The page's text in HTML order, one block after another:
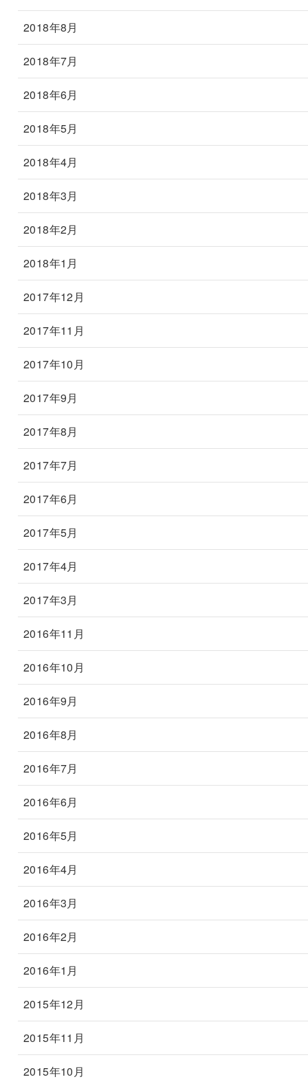
2018年8月
2018年7月
2018年6月
2018年5月
2018年4月
2018年3月
2018年2月
2018年1月
2017年12月
2017年11月
2017年10月
2017年9月
2017年8月
2017年7月
2017年6月
2017年5月
2017年4月
2017年3月
2016年11月
2016年10月
2016年9月
2016年8月
2016年7月
2016年6月
2016年5月
2016年4月
2016年3月
2016年2月
2016年1月
2015年12月
2015年11月
2015年10月